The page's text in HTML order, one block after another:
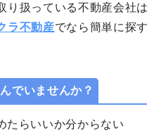
り扱っている不動産会社
ラ不動産でなら簡単に探
でいませんか？
たらいいか分からない